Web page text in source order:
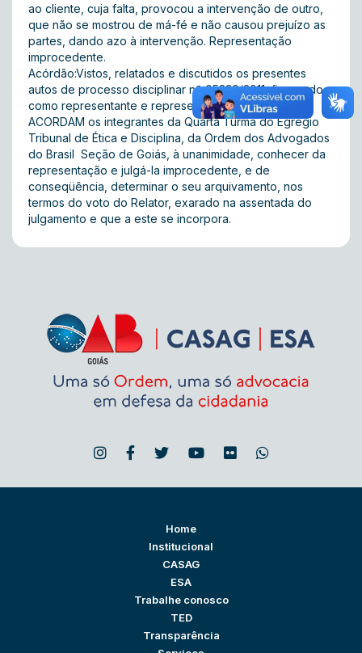
ao cliente, cuja falta, provocou a intervenção de outro,
que não se mostrou de má-fé e não causou prejuízo as
partes, dando azo à intervenção. Representação
improcedente.
Acórdão:Vistos, relatados e discutidos os presentes
autos de processo disciplinar nº 05330/2011, figurando
como representante e representado as partes acima,
ACORDAM os integrantes da Quarta Turma do Egrégio
Tribunal de Ética e Disciplina, da Ordem dos Advogados
do Brasil  Seção de Goiás, à unanimidade, conhecer da
representação e julgá-la improcedente, e de
conseqüência, determinar o seu arquivamento, nos
termos do voto do Relator, exarado na assentada do
julgamento e que a este se incorpora.
Home
Institucional
CASAG
ESA
Trabalhe conosco
TED
Transparência